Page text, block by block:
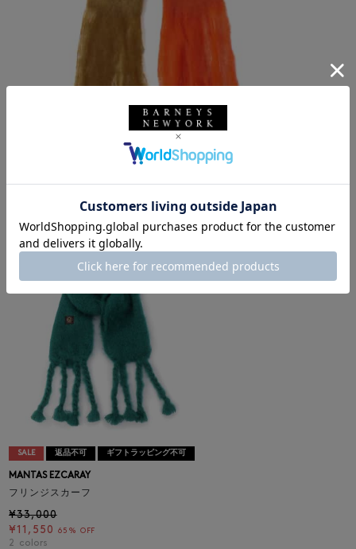
SALE 返品不可 ギフトラッピング不可
MANTAS EZCARAY
フリンジスカーフ
¥33,000
¥11,550
65% OFF
2 colors